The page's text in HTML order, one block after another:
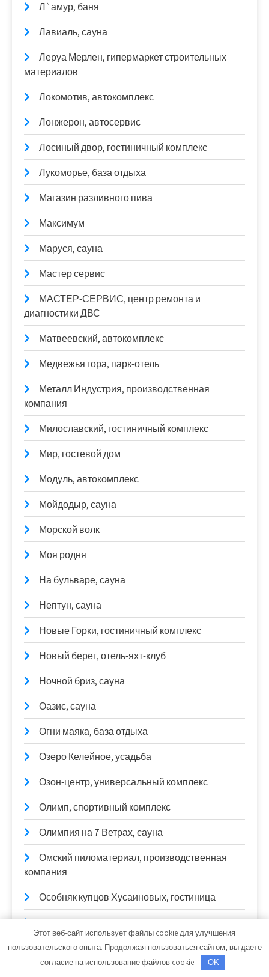
Л`амур, баня
Лавиаль, сауна
Леруа Мерлен, гипермаркет строительных
материалов
Локомотив, автокомплекс
Лонжерон, автосервис
Лосиный двор, гостиничный комплекс
Лукоморье, база отдыха
Магазин разливного пива
Максимум
Маруся, сауна
Мастер сервис
МАСТЕР-СЕРВИС, центр ремонта и
диагностики ДВС
Матвеевский, автокомплекс
Медвежья гора, парк-отель
Металл Индустрия, производственная
компания
Милославский, гостиничный комплекс
Мир, гостевой дом
Модуль, автокомплекс
Мойдодыр, сауна
Морской волк
Моя родня
На бульваре, сауна
Нептун, сауна
Новые Горки, гостиничный комплекс
Новый берег, отель-яхт-клуб
Ночной бриз, сауна
Оазис, сауна
Огни маяка, база отдыха
Озеро Келейное, усадьба
Озон-центр, универсальный комплекс
Олимп, спортивный комплекс
Олимпия на 7 Ветрах, сауна
Омский пиломатериал, производственная
компания
Особняк купцов Хусаиновых, гостиница
От заката до рассвета, комплекс саун
Отдохни, сауна и бассейн
Этот веб-сайт использует файлы cookie для улучшения
пользовательского опыта. Продолжая пользоваться сайтом, вы даете
согласие на использование файлов cookie.
OK